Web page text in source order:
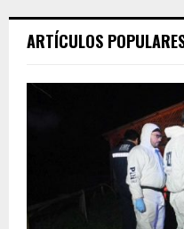
ARTÍCULOS